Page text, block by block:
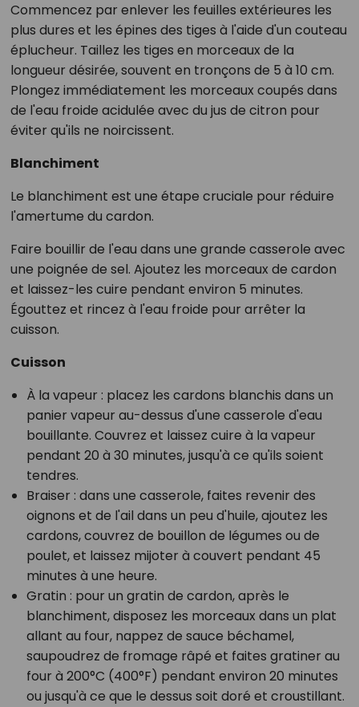
Commencez par enlever les feuilles extérieures les
plus dures et les épines des tiges à l'aide d'un couteau
éplucheur. Taillez les tiges en morceaux de la
longueur désirée, souvent en tronçons de 5 à 10 cm.
Plongez immédiatement les morceaux coupés dans
de l'eau froide acidulée avec du jus de citron pour
éviter qu'ils ne noircissent.
Blanchiment
Le blanchiment est une étape cruciale pour réduire
l'amertume du cardon.
Faire bouillir de l'eau dans une grande casserole avec
une poignée de sel. Ajoutez les morceaux de cardon
et laissez-les cuire pendant environ 5 minutes.
Égouttez et rincez à l'eau froide pour arrêter la
cuisson.
Cuisson
À la vapeur : placez les cardons blanchis dans un
panier vapeur au-dessus d'une casserole d'eau
bouillante. Couvrez et laissez cuire à la vapeur
pendant 20 à 30 minutes, jusqu'à ce qu'ils soient
tendres.
Braiser : dans une casserole, faites revenir des
oignons et de l'ail dans un peu d'huile, ajoutez les
cardons, couvrez de bouillon de légumes ou de
poulet, et laissez mijoter à couvert pendant 45
minutes à une heure.
Gratin : pour un gratin de cardon, après le
blanchiment, disposez les morceaux dans un plat
allant au four, nappez de sauce béchamel,
saupoudrez de fromage râpé et faites gratiner au
four à 200°C (400°F) pendant environ 20 minutes
ou jusqu'à ce que le dessus soit doré et croustillant.